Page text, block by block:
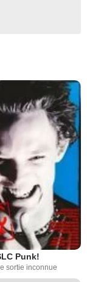
Punk!
sortie inconnue